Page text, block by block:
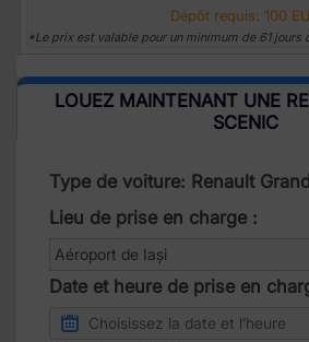
Dépôt requis: 100
*Le prix est valable pour un minimum de 61 jours
LOUEZ MAINTENANT UNE
SCENIC
Type de voiture: Renault
Lieu de prise en charge :
Date et heure de prise en